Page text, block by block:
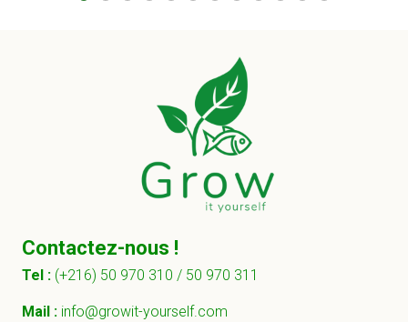
Contactez-nous !
Tel : (+216) 50 970 310 / 50 970 311
Mail : info@growit-yourself.com